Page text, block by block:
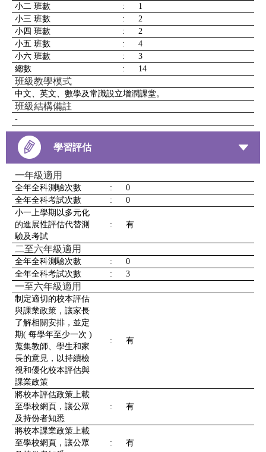
小二 班數
:
1
小三 班數
:
2
小四 班數
:
2
小五 班數
:
4
小六 班數
:
3
總數
: 14
班級教學模式
中文、英文、數學及常識設立增潤課堂。
班級結構備註
-
學習評估
一年級適用
全年全科測驗次數 :
0
全年全科考試次數
:
0
小一上學期以多元化
的進展性評估代替測
驗及考試
: 有
二至六年級適用
全年全科測驗次數 :
0
全年全科考試次數
: 3
一至六年級適用
制定適切的校本評估
與課業政策，讓家長
了解相關安排，並定
期( 每學年至少一次 )
蒐集教師、學生和家
長的意見，以持續檢
視和優化校本評估與
課業政策
: 有
將校本評估政策上載
至學校網頁，讓公眾
及持份者知悉
: 有
將校本課業政策上載
至學校網頁，讓公眾
: 有